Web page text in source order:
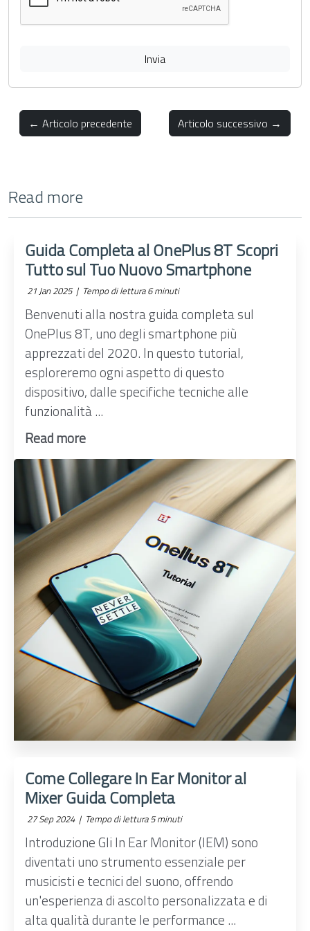
Invia
← Articolo precedente Articolo successivo →
Read more
Guida Completa al OnePlus 8T Scopri
Tutto sul Tuo Nuovo Smartphone
21 Jan 2025 | Tempo di lettura 6 minuti
Benvenuti alla nostra guida completa sul
OnePlus 8T, uno degli smartphone più
apprezzati del 2020. In questo tutorial,
esploreremo ogni aspetto di questo
dispositivo, dalle specifiche tecniche alle
funzionalità ...
Read more
Come Collegare In Ear Monitor al
Mixer Guida Completa
27 Sep 2024 | Tempo di lettura 5 minuti
Introduzione Gli In Ear Monitor (IEM) sono
diventati uno strumento essenziale per
musicisti e tecnici del suono, offrendo
un'esperienza di ascolto personalizzata e di
alta qualità durante le performance ...